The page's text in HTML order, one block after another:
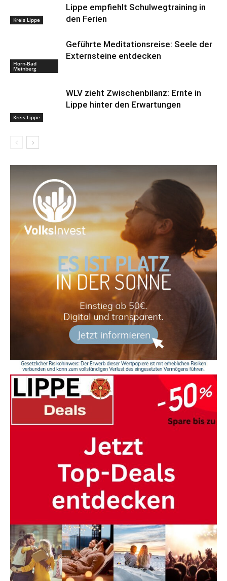
Kreis Lippe
Lippe empfiehlt Schulwegtraining in
den Ferien
Horn-Bad
Meinberg
Geführte Meditationsreise: Seele der
Externsteine entdecken
Kreis Lippe
WLV zieht Zwischenbilanz: Ernte in
Lippe hinter den Erwartungen